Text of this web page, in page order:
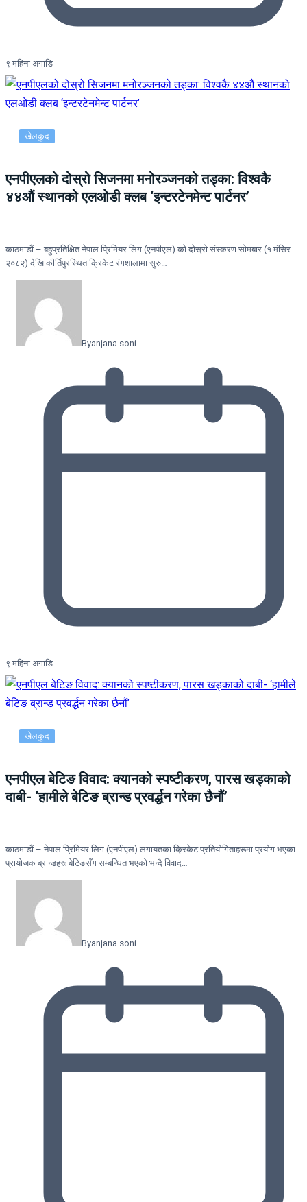
९ महिना अगाडि
खेलकुद
एनपीएलको दोस्रो सिजनमा मनोरञ्जनको तड्का: विश्वकै
४४औं स्थानको एलओडी क्लब ‘इन्टरटेनमेन्ट पार्टनर’
काठमाडौं – बहुप्रतिक्षित नेपाल प्रिमियर लिग (एनपीएल) को दोस्रो संस्करण सोमबार (१ मंसिर
२०८२) देखि कीर्तिपुरस्थित क्रिकेट रंगशालामा सुरु…
Byanjana soni
९ महिना अगाडि
खेलकुद
एनपीएल बेटिङ विवाद: क्यानको स्पष्टीकरण, पारस खड्काको
दाबी- ‘हामीले बेटिङ ब्रान्ड प्रवर्द्धन गरेका छैनौं’
काठमाडौं – नेपाल प्रिमियर लिग (एनपीएल) लगायतका क्रिकेट प्रतियोगिताहरूमा प्रयोग भएका
प्रायोजक ब्रान्डहरू बेटिङसँग सम्बन्धित भएको भन्दै विवाद…
Byanjana soni